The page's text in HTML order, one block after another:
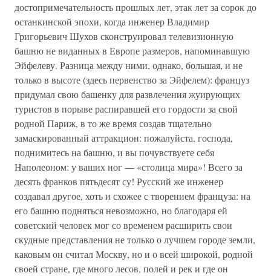
достопримечательность прошлых лет, этак лет за сорок до
останкинской эпохи, когда инженер Владимир
Григорьевич Шухов сконструировал телевизионную
башню не виданных в Европе размеров, напоминавшую
Эйфелеву. Разница между ними, однако, большая, и не
только в высоте (здесь первенство за Эйфелем): француз
придумал свою башенку для развлечения жуирующих
туристов в порыве распиравшей его гордости за свой
родной Париж, в то же время создав тщательно
замаскированный аттракцион: пожалуйста, господа,
поднимитесь на башню, и вы почувствуете себя
Наполеоном: у ваших ног — «столица мира»! Всего за
десять франков пятьдесят су! Русский же инженер
создавал другое, хоть и схожее с творением француза: на
его башню подняться невозможно, но благодаря ей
советский человек мог со временем расширить свои
скудные представления не только о лучшем городе земли,
каковым он считал Москву, но и о всей широкой, родной
своей стране, где много лесов, полей и рек и где он